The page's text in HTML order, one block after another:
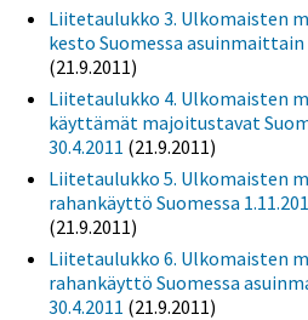
Liitetaulukko 3. Ulkomaisten
kesto Suomessa asuinmaittain
(21.9.2011)
Liitetaulukko 4. Ulkomaisten
käyttämät majoitustavat
30.4.2011 (21.9.2011)
Liitetaulukko 5. Ulkomaisten
rahankäyttö Suomessa
(21.9.2011)
Liitetaulukko 6. Ulkomaisten
rahankäyttö Suomessa
30.4.2011 (21.9.2011)